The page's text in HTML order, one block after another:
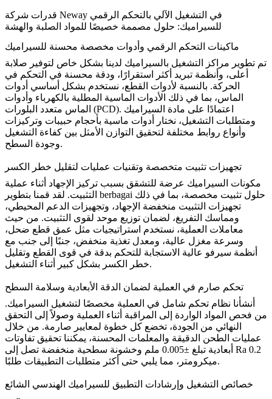
قدرات شركة Neway في التشغيل الآلي بالتحكم الرقمي
للسيراميك: حلول مصممة خصيصًا للمواد الصلبة والهشة
ماكينات التحكم الرقمي وأدوات مخصصة محسنة للسيراميك
تم تطوير مراكز التشغيل بالسيراميك لدينا بشكل خاص لتوفير صلابة
أعلى، وأنظمة تبريد أكثر استقرارًا، ودقة محسنة في التحكم في
الحركة. بالنسبة لأدوات القطع، نستخدم بشكل أساسي أدوات
الماس، بما في ذلك الأدوات الماسية المطلية بالكهرباء وأدوات
الماس متعدد البلورات (PCD). اعتمادًا على مادة السيراميك
ومتطلبات التشغيل، نختار أدوات ماسية بأحجام حبيبات وتركيزات
وأنواع روابط مختلفة لتحقيق التوازن الأمثل بين كفاءة التشغيل
وجودة السطح.
تجهيزات تثبيت متخصصة وتقنيات عمليات لتقليل خطر الكسر
مكونات السيراميك عرضة للتشقق بسبب تركيز الإجهاد أثناء عملية
التثبيت. لقد قمنا بتطوير berbagai حلول تثبيت مخصصة، بما في ذلك
تجهيزات التثبيت منخفضة الإجهاد، وتجهيزات الدعم المحيطي،
ومماسك التفريغ، لضمان توزيع موحد لقوى التثبيت. من حيث
معاملات العملية، نستخدم استراتيجيات مثل عمق قطع ضحل،
وسرعة مغزل عالية، ومعدل تغذية منخفض، جنبًا إلى جنب مع
أنظمة سيرفو عالية الاستجابة للتحكم بدقة في قوى القطع وتقليل
خطر الكسر بشكل كبير أثناء التشغيل.
تحكم صارم في العملية لضمان الدقة الأبعادية وسلامة السطح
أنشأنا نظام تحكم شامل في العملية مخصصًا لتشغيل السيراميك.
من فحص المواد الواردة إلى المراقبة أثناء العملية وصولاً إلى التحقق
النهائي من الجودة، تخضع كل خطوة لمعايير صارمة. من خلال
عمليات الطحن الدقيقة والمعلمات المحسنة، يمكننا تحقيق تفاوتات
أبعادية تبلغ ±0.005 ملم وخشونة سطحية منخفضة تصل إلى Ra 0.2
ميكرومتر، مما يلبي حتى أكثر متطلبات التطبيقات طلبًا.
خصائص التشغيل وإرشادات التطبيق للسيراميك الهندسي الشائع